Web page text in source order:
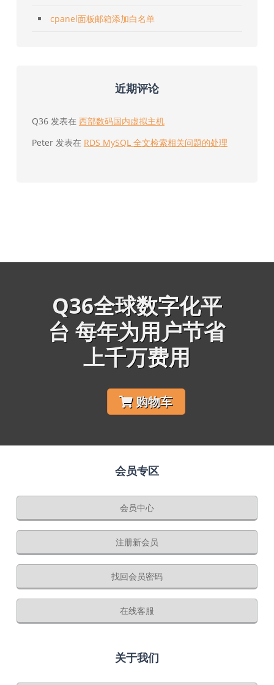
cpanel面板邮箱添加白名单
近期评论
Q36发表在 西部数码国内虚拟主机
Peter发表在 RDS MySQL 全文检索相关问题的处理
Q36全球数字化平
台 每年为用户节省
上千万费用
购物车
会员专区
会员中心
注册新会员
找回会员密码
在线客服
关于我们